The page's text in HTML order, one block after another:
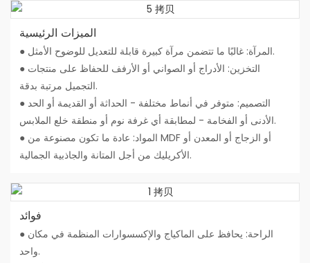
الميزات الرئيسية
● المرآة: غالبًا ما تتضمن مرآة كبيرة قابلة للتعديل للوضوح الأمثل.
● التخزين: الأدراج أو الصواني أو الأرفف للحفاظ على منتجات
التجميل مرتبة بدقة.
● التصميم: متوفر في أنماط مختلفة - الحداثة أو القديمة أو الحد
الأدنى أو الفخامة - لمطابقة أي غرفة نوم أو منطقة خلع الملابس.
● المواد: عادة ما تكون مصنوعة من MDF أو الزجاج أو المعدن أو
الأكريليك من أجل المتانة والجاذبية الجمالية.
فوائد
● الراحة: يحافظ على الماكياج والإكسسوارات المنظمة في مكان
واحد.